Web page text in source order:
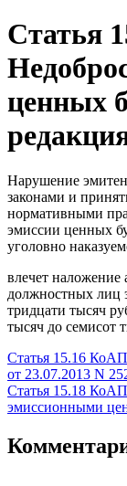
Статья
ценных
Нарушение
законами и
нормативными
эмиссии ценных
уголовно
влечет наложение
должностных лиц
тридцати тысяч
тысяч до семисот
Статья 15.16
от 23.07.2013 N
Статья 15.18
эмиссионными